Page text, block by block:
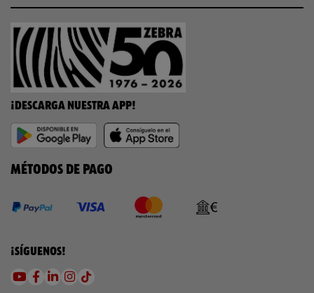
¡DESCARGA NUESTRA APP!
MÉTODOS DE PAGO
¡SÍGUENOS!